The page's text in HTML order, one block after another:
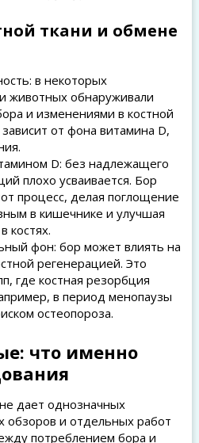
ткани и обмене
в некоторых
животных обнаруживали
и изменениями в костной
от фона витамина D,
D: без надлежащего
плохо усваивается. Бор
процесс, делая поглощение
в кишечнике и улучшая
костях.
фон: бор может влиять на
регенерацией. Это
где костная резорбция
в период менопаузы
остеопороза.
что именно
дает однозначных
обзоров и отдельных работ
потреблением бора и